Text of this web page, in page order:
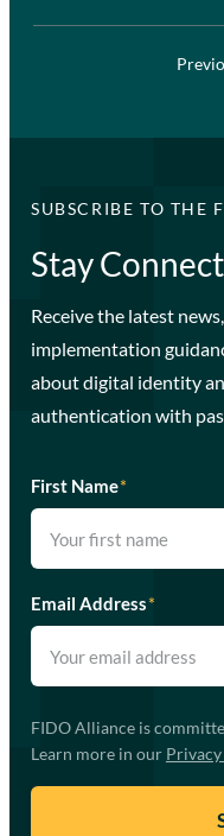
SUBSCRIBE TO THE
Stay
Receive the latest
implementation
about digital identity
authentication with
First Name*
Email Address*
FIDO Alliance is
Learn more in our